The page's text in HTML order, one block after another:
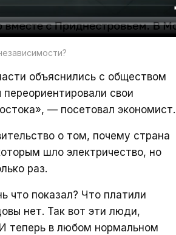
объяснились с обществом
свои
— посетовал экономист.
о том, почему страна
шло электричество, но
раз.
что показал? Что платили
нет. Так вот эти люди,
теперь в любом нормальном